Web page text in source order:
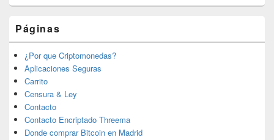
Páginas
¿Por que Criptomonedas?
Aplicaciones Seguras
Carrito
Censura & Ley
Contacto
Contacto Encriptado Threema
Donde comprar Bitcoin en Madrid